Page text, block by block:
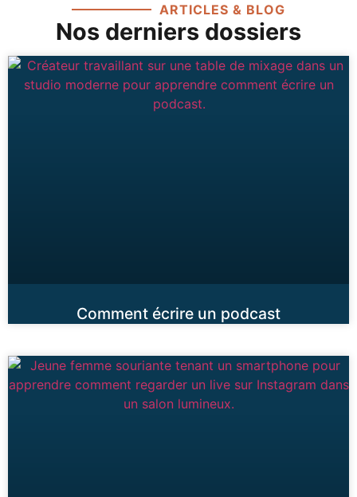
ARTICLES & BLOG
Nos derniers dossiers
Comment écrire un podcast